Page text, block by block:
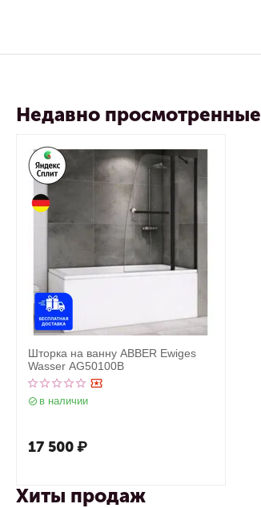
Недавно просмотренные
Шторка на ванну ABBER Ewiges
Wasser AG50100B
в наличии
17 500₽
Хиты продаж